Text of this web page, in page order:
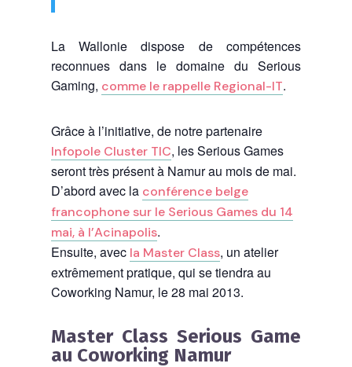
La Wallonie dispose de compétences
reconnues dans le domaine du Serious
Gaming, comme le rappelle Regional-IT.
Grâce à l’initiative, de notre partenaire
Infopole Cluster TIC, les Serious Games
seront très présent à Namur au mois de mai.
D’abord avec la conférence belge
francophone sur le Serious Games du 14
mai, à l’Acinapolis.
Ensuite, avec la Master Class, un atelier
extrêmement pratique, qui se tiendra au
Coworking Namur, le 28 mai 2013.
Master Class Serious Game
au Coworking Namur